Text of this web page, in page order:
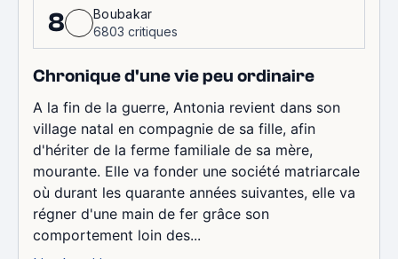
8
Boubakar
6803 critiques
Chronique d'une vie peu ordinaire
A la fin de la guerre, Antonia revient dans son
village natal en compagnie de sa fille, afin
d'hériter de la ferme familiale de sa mère,
mourante. Elle va fonder une société matriarcale
où durant les quarante années suivantes, elle va
régner d'une main de fer grâce son
comportement loin des...